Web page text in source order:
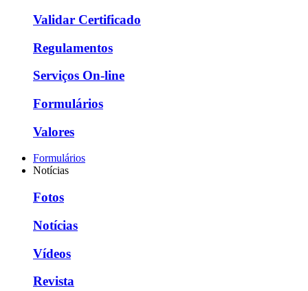
Validar Certificado
Regulamentos
Serviços On-line
Formulários
Valores
Formulários
Notícias
Fotos
Notícias
Vídeos
Revista